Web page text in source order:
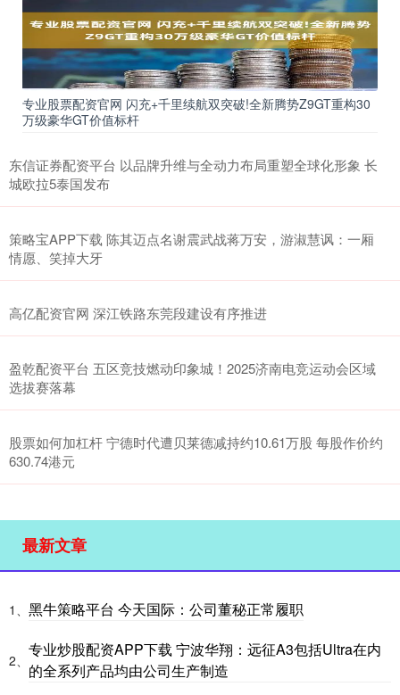
专业股票配资官网 闪充+千里续航双突破!全新腾势Z9GT重构30
万级豪华GT价值标杆
东信证券配资平台 以品牌升维与全动力布局重塑全球化形象 长
城欧拉5泰国发布
策略宝APP下载 陈其迈点名谢震武战蒋万安，游淑慧讽：一厢
情愿、笑掉大牙
高亿配资官网 深江铁路东莞段建设有序推进
盈乾配资平台 五区竞技燃动印象城！2025济南电竞运动会区域
选拔赛落幕
股票如何加杠杆 宁德时代遭贝莱德减持约10.61万股 每股作价约
630.74港元
最新文章
1、 黑牛策略平台 今天国际：公司董秘正常履职
2、
专业炒股配资APP下载 宁波华翔：远征A3包括Ultra在内
的全系列产品均由公司生产制造